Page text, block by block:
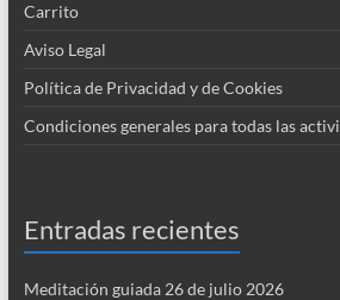
Carrito
Aviso Legal
Política de Privacidad y de Cookies
Condiciones generales para todas las
Entradas recientes
Meditación guiada 26 de julio 2026